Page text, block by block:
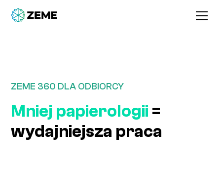
ZEME 360 DLA ODBIORCY
Mniej papierologii =
wydajniejsza praca